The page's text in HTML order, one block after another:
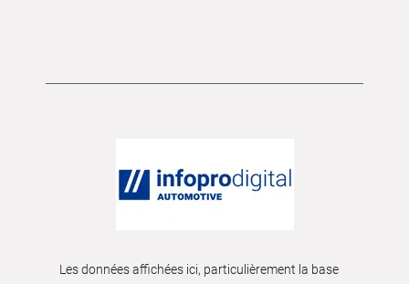
Les données affichées ici, particulièrement la base